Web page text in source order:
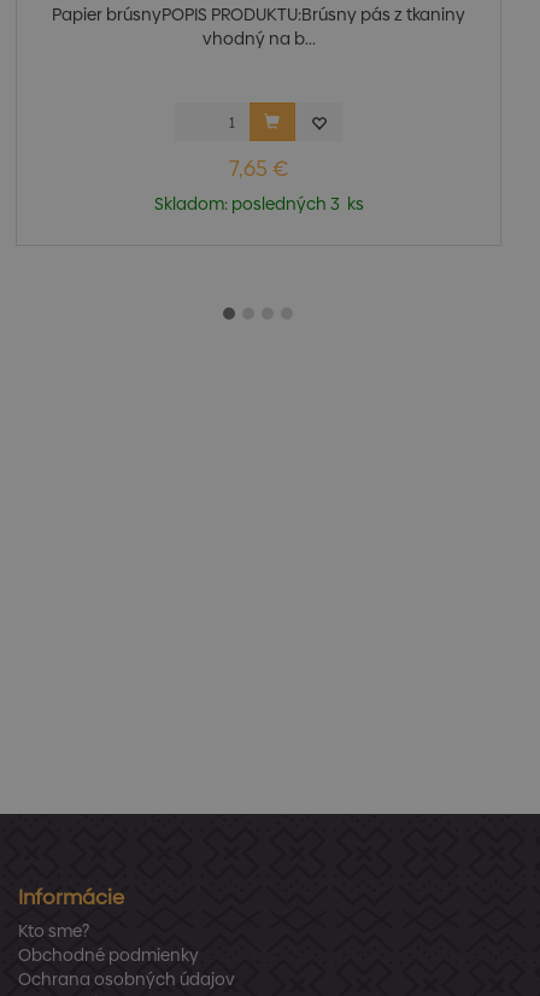
Papier brúsnyPOPIS PRODUKTU:Brúsny pás z tkaniny
vhodný na b...
7,65 €
Skladom: posledných 3 ks
Informácie
Kto sme?
Obchodné podmienky
Ochrana osobných údajov